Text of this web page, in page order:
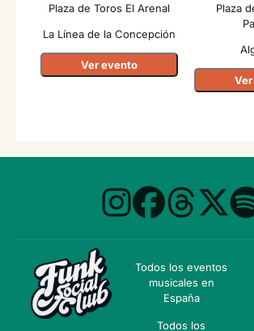
Plaza de Toros El Arenal
La Línea de la Concepción
Ver evento
Plaza
Todos los eventos
musicales en
España
Todos los